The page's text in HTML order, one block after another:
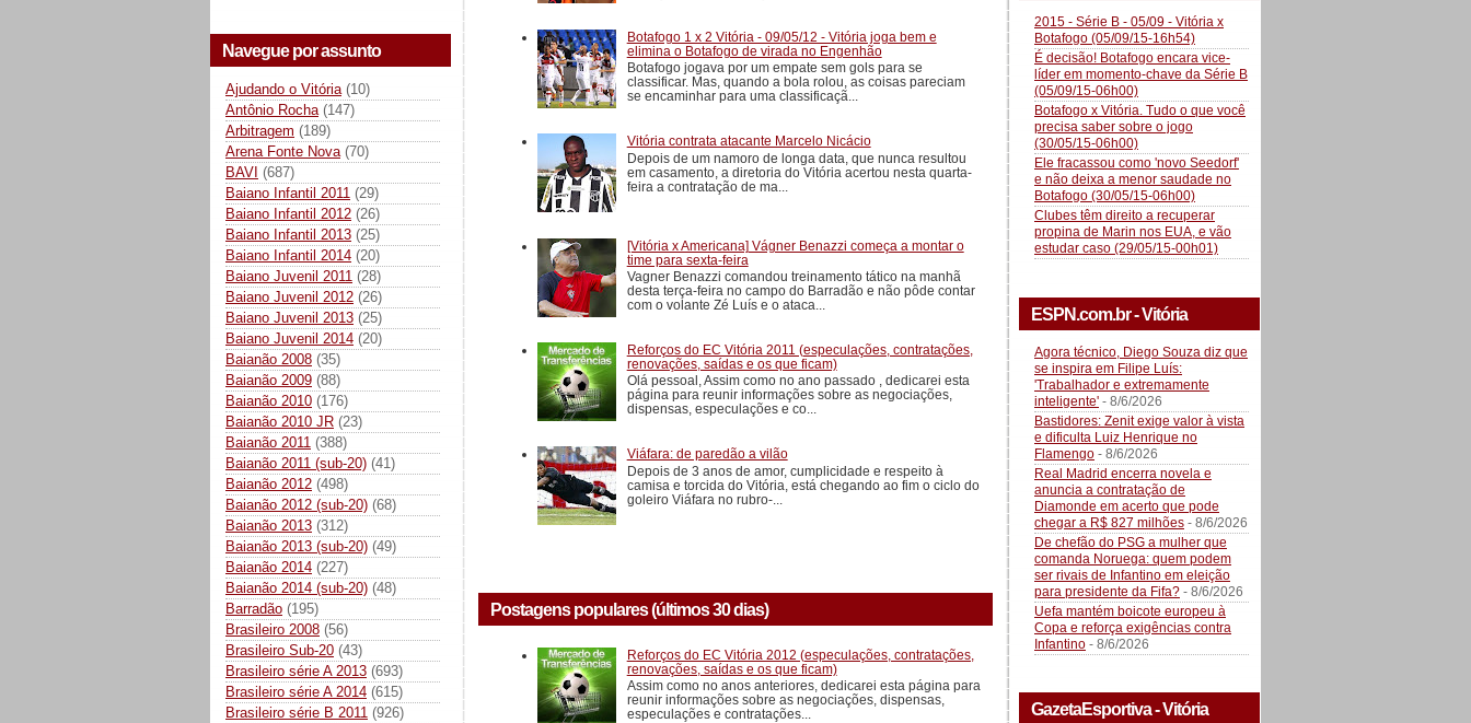
Navegue por assunto
Ajudando o Vitória (10)
Antônio Rocha (147)
Arbitragem (189)
Arena Fonte Nova (70)
BAVI (687)
Baiano Infantil 2011 (29)
Baiano Infantil 2012 (26)
Baiano Infantil 2013 (25)
Baiano Infantil 2014 (20)
Baiano Juvenil 2011 (28)
Baiano Juvenil 2012 (26)
Baiano Juvenil 2013 (25)
Baiano Juvenil 2014 (20)
Baianão 2008 (35)
Baianão 2009 (88)
Baianão 2010 (176)
Baianão 2010 JR (23)
Baianão 2011 (388)
Baianão 2011 (sub-20) (41)
Baianão 2012 (498)
Baianão 2012 (sub-20) (68)
Baianão 2013 (312)
Baianão 2013 (sub-20) (49)
Baianão 2014 (227)
Baianão 2014 (sub-20) (48)
Barradão (195)
Brasileiro 2008 (56)
Brasileiro Sub-20 (43)
Brasileiro série A 2013 (693)
Brasileiro série A 2014 (615)
Brasileiro série B 2011 (926)
Botafogo 1 x 2 Vitória - 09/05/12 - Vitória joga bem e
elimina o Botafogo de virada no Engenhão
Botafogo jogava por um empate sem gols para se
classificar. Mas, quando a bola rolou, as coisas pareciam
se encaminhar para uma classificaçã...
Vitória contrata atacante Marcelo Nicácio
Depois de um namoro de longa data, que nunca resultou
em casamento, a diretoria do Vitória acertou nesta quarta-
feira a contratação de ma...
[Vitória x Americana] Vágner Benazzi começa a montar o
time para sexta-feira
Vagner Benazzi comandou treinamento tático na manhã
desta terça-feira no campo do Barradão e não pôde contar
com o volante Zé Luís e o ataca...
Reforços do EC Vitória 2011 (especulações, contratações,
renovações, saídas e os que ficam)
Olá pessoal, Assim como no ano passado , dedicarei esta
página para reunir informações sobre as negociações,
dispensas, especulações e co...
Viáfara: de paredão a vilão
Depois de 3 anos de amor, cumplicidade e respeito à
camisa e torcida do Vitória, está chegando ao fim o ciclo do
goleiro Viáfara no rubro-...
Postagens populares (últimos 30 dias)
Reforços do EC Vitória 2012 (especulações, contratações,
renovações, saídas e os que ficam)
Assim como no anos anteriores, dedicarei esta página para
reunir informações sobre as negociações, dispensas,
especulações e contratações...
2015 - Série B - 05/09 - Vitória x
Botafogo (05/09/15-16h54)
É decisão! Botafogo encara vice-
líder em momento-chave da Série B
(05/09/15-06h00)
Botafogo x Vitória. Tudo o que você
precisa saber sobre o jogo
(30/05/15-06h00)
Ele fracassou como 'novo Seedorf'
e não deixa a menor saudade no
Botafogo (30/05/15-06h00)
Clubes têm direito a recuperar
propina de Marin nos EUA, e vão
estudar caso (29/05/15-00h01)
ESPN.com.br - Vitória
Agora técnico, Diego Souza diz que
se inspira em Filipe Luís:
'Trabalhador e extremamente
inteligente' - 8/6/2026
Bastidores: Zenit exige valor à vista
e dificulta Luiz Henrique no
Flamengo - 8/6/2026
Real Madrid encerra novela e
anuncia a contratação de
Diamonde em acerto que pode
chegar a R$ 827 milhões - 8/6/2026
De chefão do PSG a mulher que
comanda Noruega: quem podem
ser rivais de Infantino em eleição
para presidente da Fifa? - 8/6/2026
Uefa mantém boicote europeu à
Copa e reforça exigências contra
Infantino - 8/6/2026
GazetaEsportiva - Vitória